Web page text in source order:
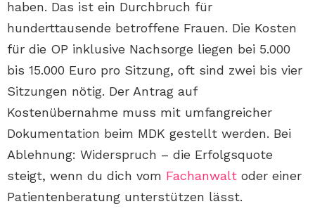
haben. Das ist ein Durchbruch für
hunderttausende betroffene Frauen. Die Kosten
für die OP inklusive Nachsorge liegen bei 5.000
bis 15.000 Euro pro Sitzung, oft sind zwei bis vier
Sitzungen nötig. Der Antrag auf
Kostenübernahme muss mit umfangreicher
Dokumentation beim MDK gestellt werden. Bei
Ablehnung: Widerspruch – die Erfolgsquote
steigt, wenn du dich vom Fachanwalt oder einer
Patientenberatung unterstützen lässt.